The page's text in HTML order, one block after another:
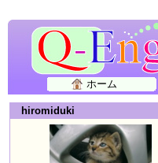
ホーム
hiromiduki